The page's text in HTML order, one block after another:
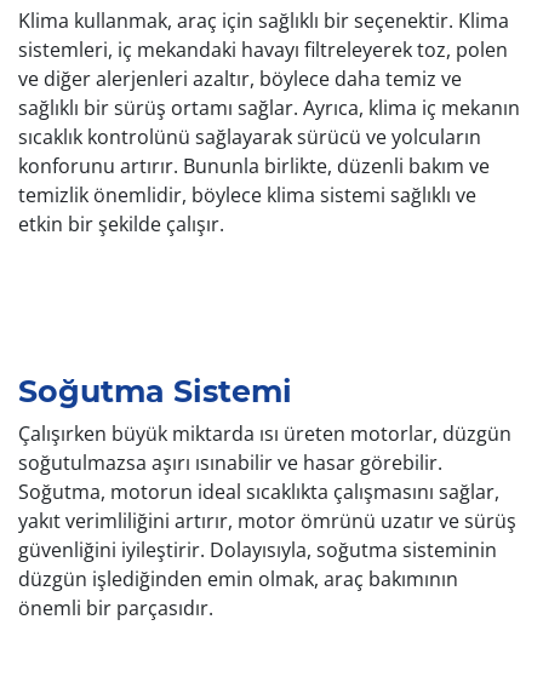
Klima kullanmak, araç için sağlıklı bir seçenektir. Klima
sistemleri, iç mekandaki havayı filtreleyerek toz, polen
ve diğer alerjenleri azaltır, böylece daha temiz ve
sağlıklı bir sürüş ortamı sağlar. Ayrıca, klima iç mekanın
sıcaklık kontrolünü sağlayarak sürücü ve yolcuların
konforunu artırır. Bununla birlikte, düzenli bakım ve
temizlik önemlidir, böylece klima sistemi sağlıklı ve
etkin bir şekilde çalışır.
Soğutma Sistemi
Çalışırken büyük miktarda ısı üreten motorlar, düzgün
soğutulmazsa aşırı ısınabilir ve hasar görebilir.
Soğutma, motorun ideal sıcaklıkta çalışmasını sağlar,
yakıt verimliliğini artırır, motor ömrünü uzatır ve sürüş
güvenliğini iyileştirir. Dolayısıyla, soğutma sisteminin
düzgün işlediğinden emin olmak, araç bakımının
önemli bir parçasıdır.